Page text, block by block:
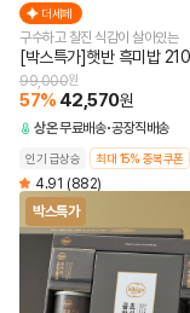
더세페
구수하고 찰진 식감이 살아있는
[박스특가]햇반 흑미밥
99,000원
57% 42,570원
상온무료배송 공장직배송
인기 급상승 최대 15% 중복쿠폰
4.91 (882)
박스특가